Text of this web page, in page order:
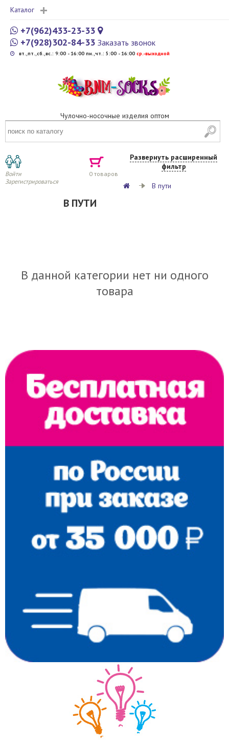
Каталог
+7(962)433-23-33
+7(928)302-84-33 Заказать звонок
вт.,пт.,сб.,вс.: 9:00 - 16:00 пн.,чт.: 5:00 - 16:00 cр.-выходной
Чулочно-носочные изделия оптом
Войти
Зарегистрироваться
0 товаров
Развернуть расширенный
фильтр
В пути
В ПУТИ
В данной категории нет ни одного
товара